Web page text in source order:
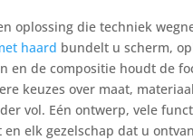
oplossing die techniek
haard bundelt u scherm,
en de compositie houdt de
keuzes over maat,
vol. Eén ontwerp, vele
en elk gezelschap dat u